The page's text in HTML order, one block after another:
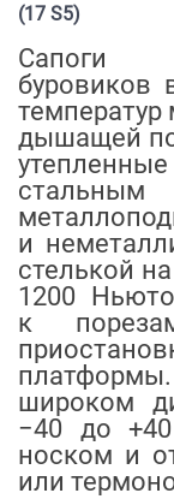
(17 S5)
Сапоги
буровиков
дышащей
и
стелькой
1200
к
широком
−40 до
носком и
или